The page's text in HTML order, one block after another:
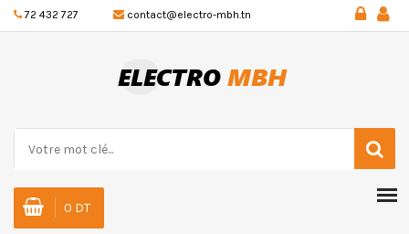
72 432 727 contact@electro-mbh.tn
0 DT